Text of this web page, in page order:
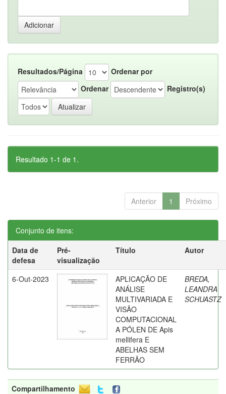
Resultados/Página
Ordenar por
Ordenar
Registro(s)
Resultado 1-1 de 1.
Anterior 1 Próximo
Conjunto de itens:
Data de
defesa
Pré-
visualização
Título Autor
6-Out-2023
APLICAÇÃO DE
ANÁLISE
MULTIVARIADA E
VISÃO
COMPUTACIONAL
A PÓLEN DE Apis
mellifera E
ABELHAS SEM
FERRÃO
BREDA,
LEANDRA
SCHUASTZ
Compartilhamento